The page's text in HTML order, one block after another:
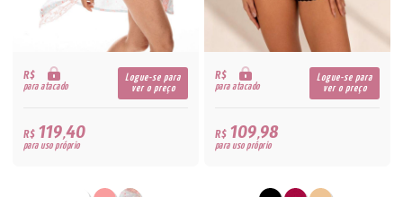
R$
para atacado
Logue-se para
ver o preço
R$119,40
para uso próprio
R$
para atacado
Logue-se para
ver o preço
R$109,98
para uso próprio